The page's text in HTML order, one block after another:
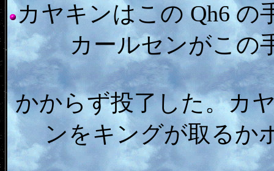
カヤキンはこの Qh6 の
カールセンがこの
かからず投了した。カ
ンをキングが取るか